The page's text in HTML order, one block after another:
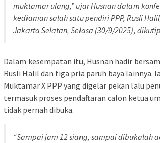
muktamar ulang,” ujar Husnan dalam
kediaman salah satu pendiri PPP, Rusli
Jakarta Selatan, Selasa (30/9/2025),
Dalam kesempatan itu, Husnan hadir
Rusli Halil dan tiga pria paruh baya lainnya.
Muktamar X PPP yang digelar pekan lalu
termasuk proses pendaftaran calon ketua
tidak pernah dibuka.
“Sampai jam 12 siang, sampai dibukalah